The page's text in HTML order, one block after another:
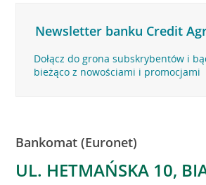
Newsletter banku Credit
Dołącz do grona subskrybentów i
bieżąco z nowościami i promocjami
Bankomat (Euronet)
UL. HETMAŃSKA 10,